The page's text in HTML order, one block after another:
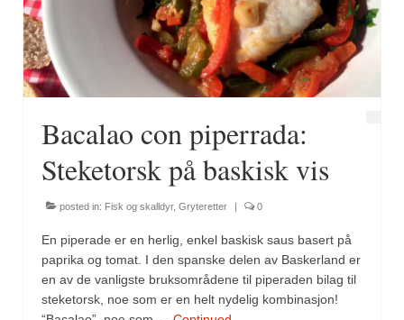
Gryteretter
Snacks
Supper
Olivenolje, oppskrifter
Krydder, oppskrifter
Bacalao con piperrada:
Steketorsk på baskisk vis
posted in: Fisk og skalldyr, Gryteretter | 0
En piperade er en herlig, enkel baskisk saus basert på
paprika og tomat. I den spanske delen av Baskerland er
en av de vanligste bruksområdene til piperaden bilag til
steketorsk, noe som er en helt nydelig kombinasjon!